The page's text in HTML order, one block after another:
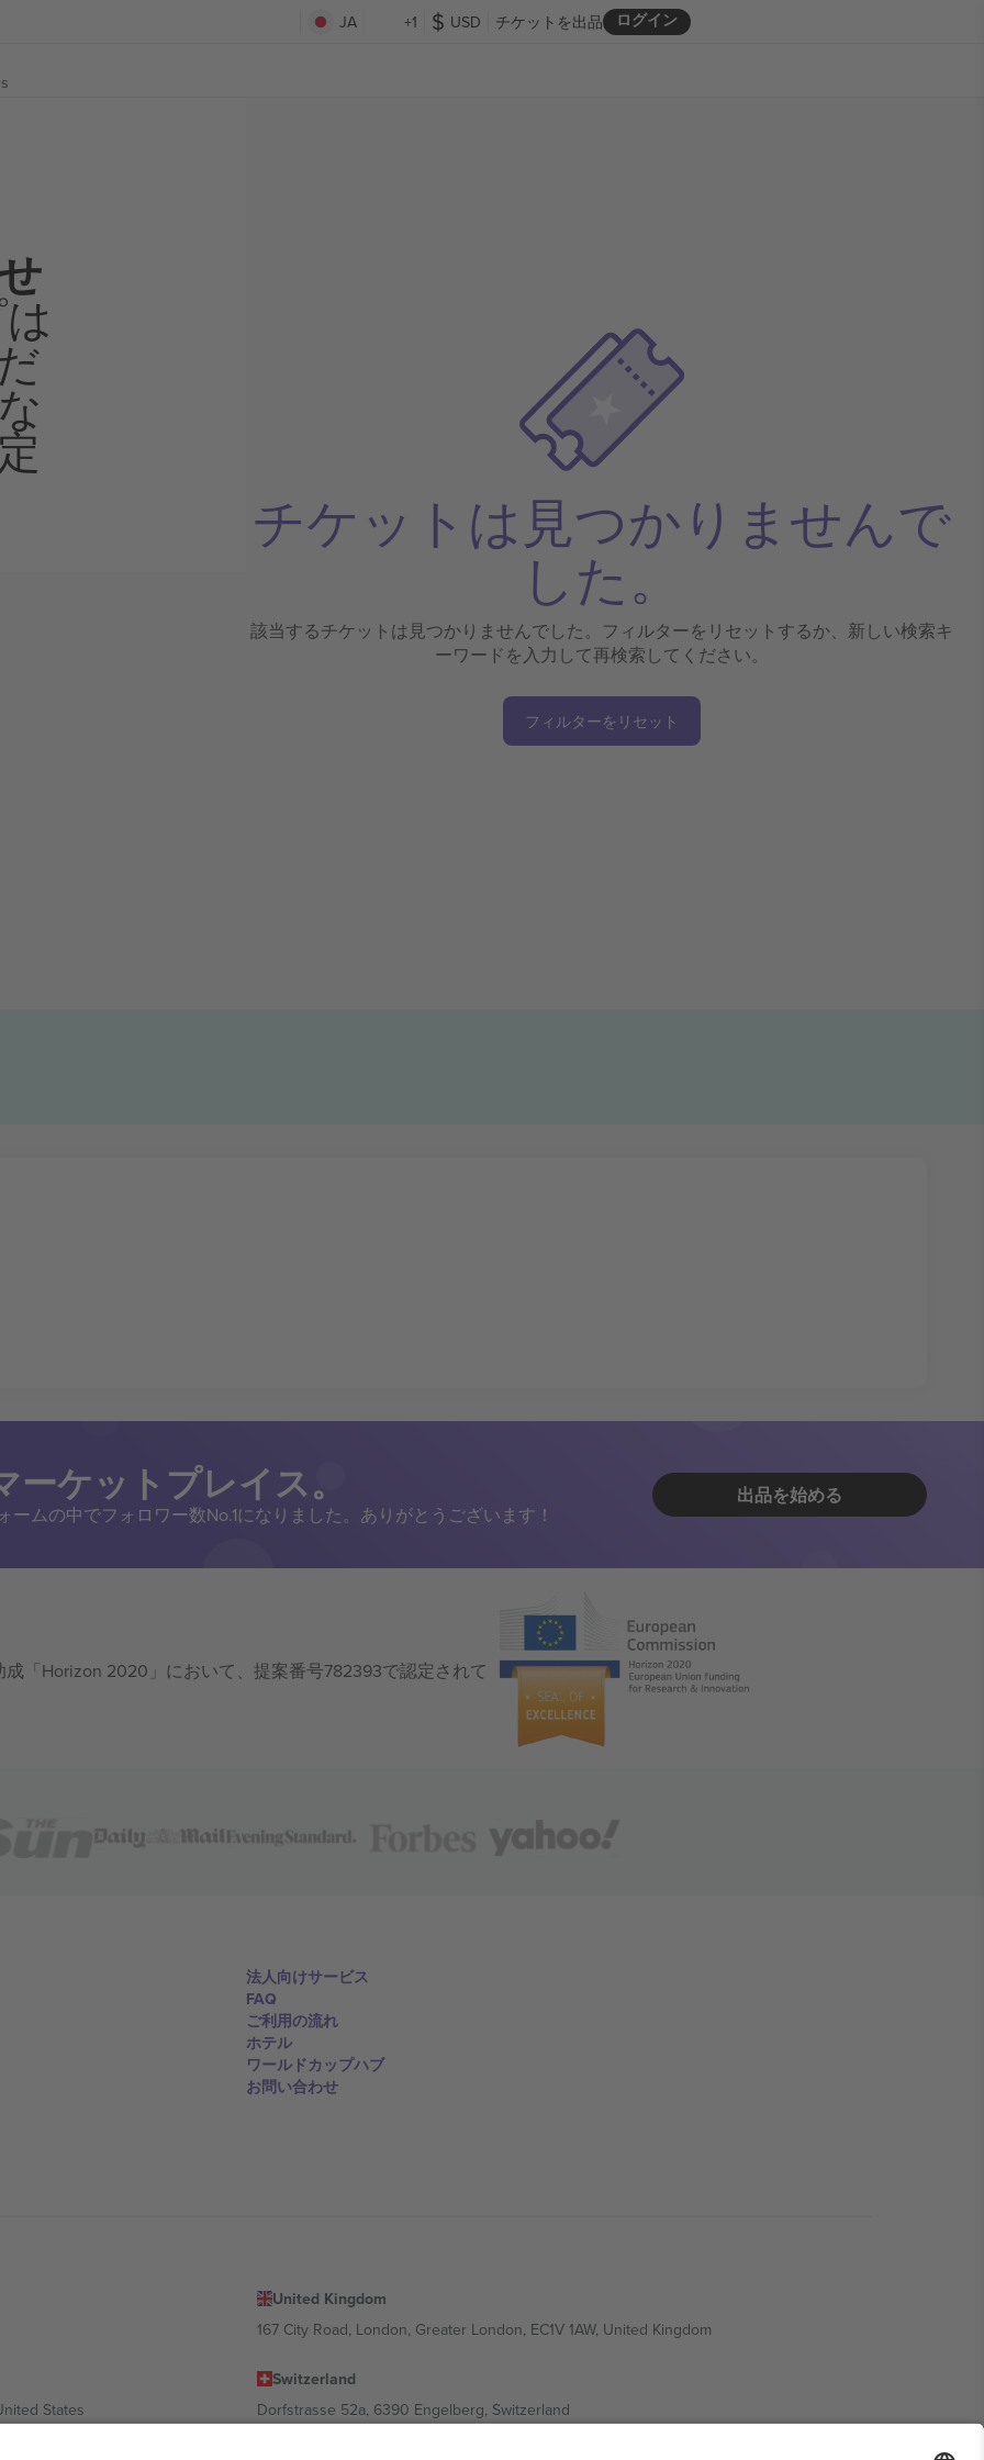
JA +1 USD ログイン
チケットを出品
チケットは見つかりませんで
した。
該当するチケットは見つかりませんでした。フィルターをリセットするか、新しい検索キ
ーワードを入力して再検索してください。
フィルターをリセット
ケットプレイス。
ムの中でフォロワー数No.1になりました。ありがとうございます！
出品を始める
「Horizon 2020」において、提案番号782393で認定されて
法人向けサービス
FAQ
ご利用の流れ
ホテル
ワールドカップハブ
お問い合わせ
United Kingdom
167 City Road, London, Greater London, EC1V 1AW, United Kingdom
States
Switzerland
Dorfstrasse 52a, 6390 Engelberg, Switzerland